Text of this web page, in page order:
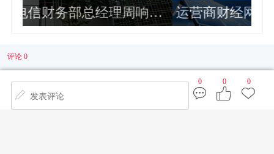
运营商财经网康钊：美国对中国光伏
评论 0
0 0 0